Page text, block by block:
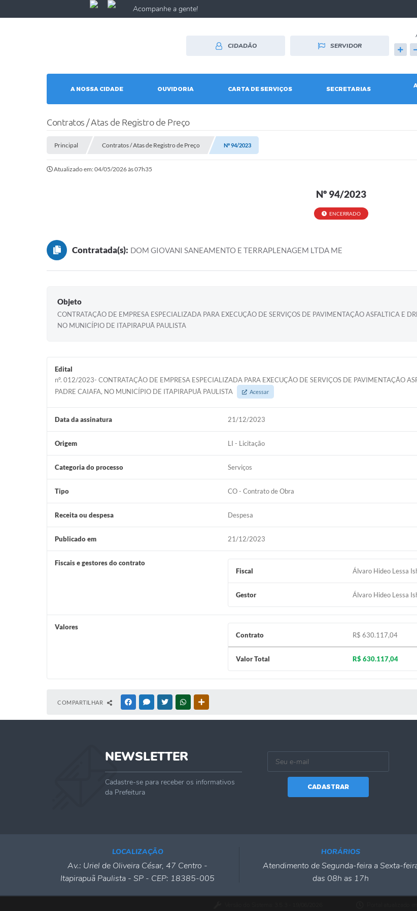
Acompanhe a gente!
CIDADÃO SERVIDOR
A NOSSA CIDADE OUVIDORIA CARTA DE SERVIÇOS SECRETARIAS
Contratos / Atas de Registro de Preço
Principal Contratos / Atas de Registro de Preço Nº 94/2023
Atualizado em: 04/05/2026 às 07h35
Nº 94/2023
ENCERRADO
Contratada(s): DOM GIOVANI SANEAMENTO E TERRAPLENAGEM LTDA ME
Objeto
CONTRATAÇÃO DE EMPRESA ESPECIALIZADA PARA EXECUÇÃO DE SERVIÇOS DE PAVIMENTAÇÃO ASFALTICA E
NO MUNICÍPIO DE ITAPIRAPUÃ PAULISTA
Edital
nº. 012/2023- CONTRATAÇÃO DE EMPRESA ESPECIALIZADA PARA EXECUÇÃO DE SERVIÇOS DE PAVIMENTAÇÃO
PADRE CAIAFA, NO MUNICÍPIO DE ITAPIRAPUÃ PAULISTA
Acessar
Data da assinatura 21/12/2023
Origem LI - Licitação
Categoria do processo Serviços
Tipo CO - Contrato de Obra
Receita ou despesa Despesa
Publicado em 21/12/2023
Fiscais e gestores do contrato
Fiscal
Álvaro Hideo Lessa
Gestor Álvaro Hideo Lessa
Valores
Contrato
R$ 630.117,04
Valor Total R$ 630.117,04
COMPARTILHAR FACEBOOKMESSENGER
TWITTERWHATSAPP
NEWSLETTER
Cadastre-se para receber os informativos
da Prefeitura
CADASTRAR
LOCALIZAÇÃO
Av.: Uriel de Oliveira César, 47 Centro -
Itapirapuã Paulista - SP - CEP: 18385-005
HORÁRIOS
Atendimento de Segunda-feira a Sexta-
das 08h as 17h